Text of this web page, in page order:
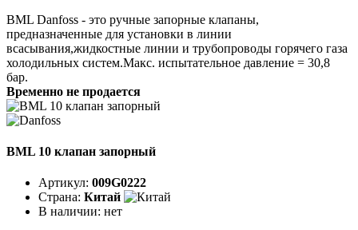
BML Danfoss - это ручные запорные клапаны,
предназначенные для установки в линии
всасывания,жидкостные линии и трубопроводы горячего газа
холодильных систем.Макс. испытательное давление = 30,8
бар.
Временно не продается
BML 10 клапан запорный
Артикул: 009G0222
Страна: Китай
В наличии: нет